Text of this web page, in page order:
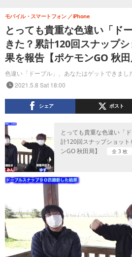
とっても貴重な色違い「ド
きた？累計120回スナップ
果を報告【ポケモンGO 秋田
色違い「ドーブル」、あなたはゲットできまし
モバイル・スマートフォン iPhone
2021.5.8 Sat 18:00
シェア ポスト
とっても貴重な色違い「
計120回スナップショッ
ンGO 秋田局】
全 3 枚